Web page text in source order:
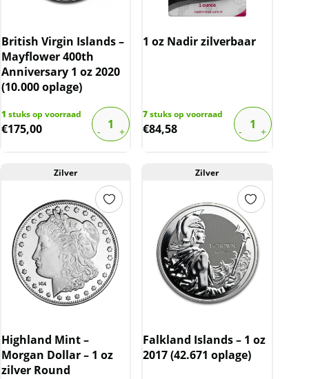
British Virgin Islands –
Mayflower 400th
Anniversary 1 oz 2020
(10.000 oplage)
1 stuks op voorraad
€175,00
1 oz Nadir zilverbaar
7stuks op voorraad
€84,58
Zilver
Highland Mint –
Morgan Dollar – 1 oz
zilver Round
Zilver
Falkland Islands – 1 oz
2017 (42.671 oplage)